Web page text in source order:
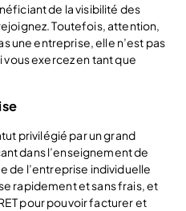
de la visibilité des
Toutefois, attention,
une entreprise, elle n’est pas
exercez en tant que
privilégié par un grand
dans l’enseignement de
de l’entreprise individuelle
rapidement et sans frais, et
pour pouvoir facturer et